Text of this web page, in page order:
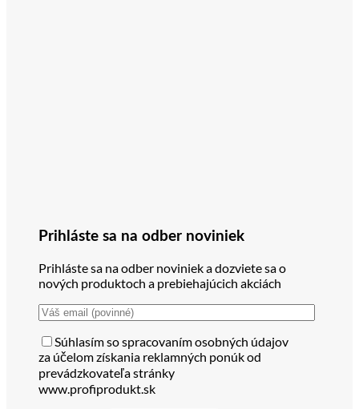
Prihláste sa na odber noviniek
Prihláste sa na odber noviniek a dozviete sa o
nových produktoch a prebiehajúcich akciách
Súhlasím so spracovaním osobných údajov
za účelom získania reklamných ponúk od
prevádzkovateľa stránky
www.profiprodukt.sk